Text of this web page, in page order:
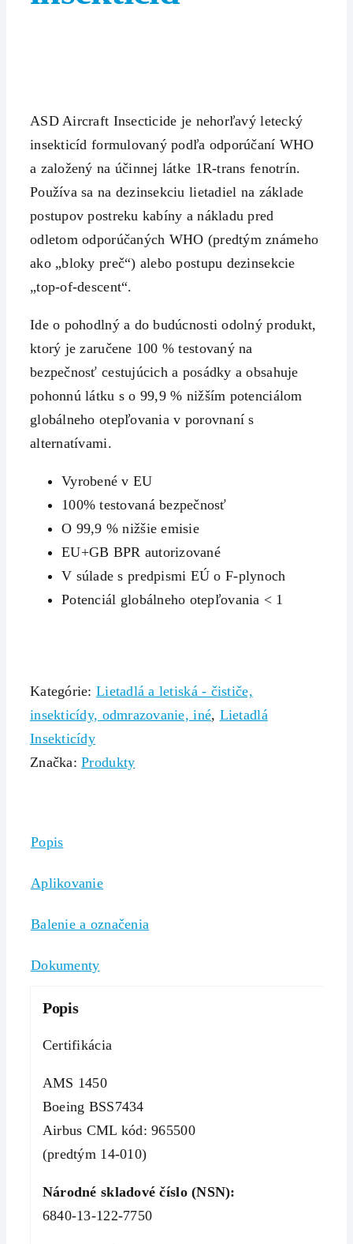
ASD Aircraft Insecticide je nehorľavý letecký
insekticíd formulovaný podľa odporúčaní WHO
a založený na účinnej látke 1R-trans fenotrín.
Používa sa na dezinsekciu lietadiel na základe
postupov postreku kabíny a nákladu pred
odletom odporúčaných WHO (predtým známeho
ako „bloky preč“) alebo postupu dezinsekcie
„top-of-descent“.
Ide o pohodlný a do budúcnosti odolný produkt,
ktorý je zaručene 100 % testovaný na
bezpečnosť cestujúcich a posádky a obsahuje
pohonnú látku s o 99,9 % nižším potenciálom
globálneho otepľovania v porovnaní s
alternatívami.
Vyrobené v EU
100% testovaná bezpečnosť
O 99,9 % nižšie emisie
EU+GB BPR autorizované
V súlade s predpismi EÚ o F-plynoch
Potenciál globálneho otepľovania < 1
Kategórie: Lietadlá a letiská - čističe,
insekticídy, odmrazovanie, iné, Lietadlá
Insekticídy
Značka:Produkty
Popis
Aplikovanie
Balenie a označenia
Dokumenty
Popis
Certifikácia
AMS 1450
Boeing BSS7434
Airbus CML kód: 965500
(predtým 14-010)
Národné skladové číslo (NSN):
6840-13-122-7750